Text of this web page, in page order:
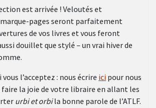
est arrivée ! Veloutés et
pages seront parfaitement
de vos livres et vous feront
douillet que stylé – un vrai hiver de
l’acceptez : nous écrire ici pour nous
faire la joie de votre libraire en allant les
urbi et orbila bonne parole de l’ATLF.